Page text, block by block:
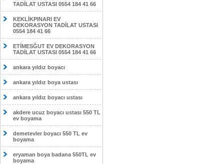
TADİLAT USTASI 0554 184 41 66
KEKLİKPINARI EV
DEKORASYON TADİLAT USTASI
0554 184 41 66
ETİMESĞUT EV DEKORASYON
TADİLAT USTASI 0554 184 41 66
ankara yıldız boyacı
ankara yıldız boya ustası
ankara yıldız boyacı ustası
akdere ucuz boyacı ustası 550 TL
ev boyama
demetevler boyacı 550 TL ev
boyama
eryaman boya badana 550TL ev
boyama